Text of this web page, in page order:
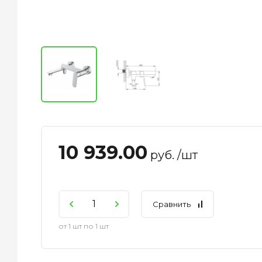
10 939.00 руб. /шт
от 1 шт по 1 шт
Сравнить